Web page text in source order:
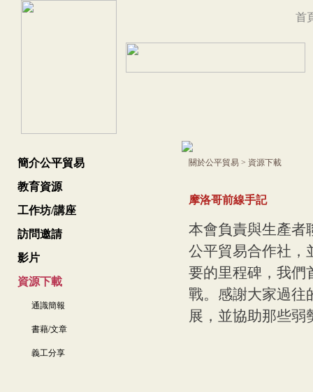
首
簡介公平貿易
教育資源
工作坊/講座
訪問邀請
影片
資源下載
通識簡報
書藉/文章
義工分享
關於公平貿易 > 資源下載
摩洛哥前線手記
本會負責與生產者
公平貿易合作社，
要的里程碑，我們
戰。感謝大家過往
展，並協助那些弱